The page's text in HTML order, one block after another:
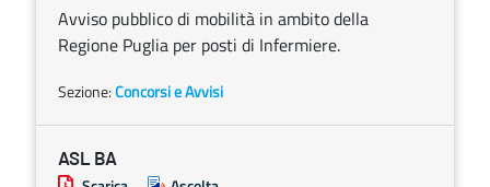
Avviso pubblico di mobilità in ambito della
Regione Puglia per posti di Infermiere.
Sezione:Concorsi e Avvisi
ASL BA